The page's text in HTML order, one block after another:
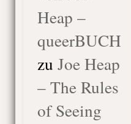
Heap –
queerBUCH
zu Joe Heap
– The Rules
of Seeing